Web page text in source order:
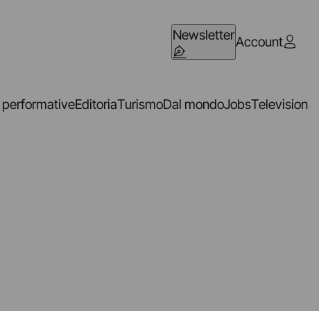
NewsletterAccount
EditoriaTurismoDal mondoJobsTelevision